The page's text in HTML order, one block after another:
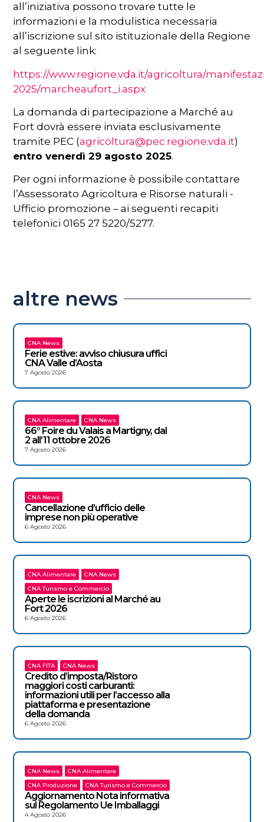
all’iniziativa possono trovare tutte le
informazioni e la modulistica necessaria
all’iscrizione sul sito istituzionale della Regione
al seguente link:
https://www.regione.vda.it/agricoltura/
2025/marcheaufort_i.aspx
La domanda di partecipazione a Marché au
Fort dovrà essere inviata esclusivamente
tramite PEC (agricoltura@pec.regione.vda.it)
entro venerdì 29 agosto 2025.
Per ogni informazione è possibile contattare
l’Assessorato Agricoltura e Risorse naturali -
Ufficio promozione – ai seguenti recapiti
telefonici 0165 27 5220/5277.
altre news
CNA News
Ferie estive: avviso chiusura uffici
CNA Valle d’Aosta
7 Agosto 2026
CNA Alimentare CNA News
66° Foire du Valais a Martigny, dal
2 all’11 ottobre 2026
7 Agosto 2026
CNA News
Cancellazione d’ufficio delle
imprese non più operative
6 Agosto 2026
CNA Alimentare
CNA News
CNA Turismo e Commercio
Aperte le iscrizioni al Marché au
Fort 2026
6 Agosto 2026
CNA FITA CNA News
Credito d’imposta/Ristoro
maggiori costi carburanti:
informazioni utili per l’accesso alla
piattaforma e presentazione
della domanda
6 Agosto 2026
CNA News
CNA Alimentare
CNA Produzione
CNA Turismo e Commercio
Aggiornamento Nota informativa
sul Regolamento Ue Imballaggi
4 Agosto 2026